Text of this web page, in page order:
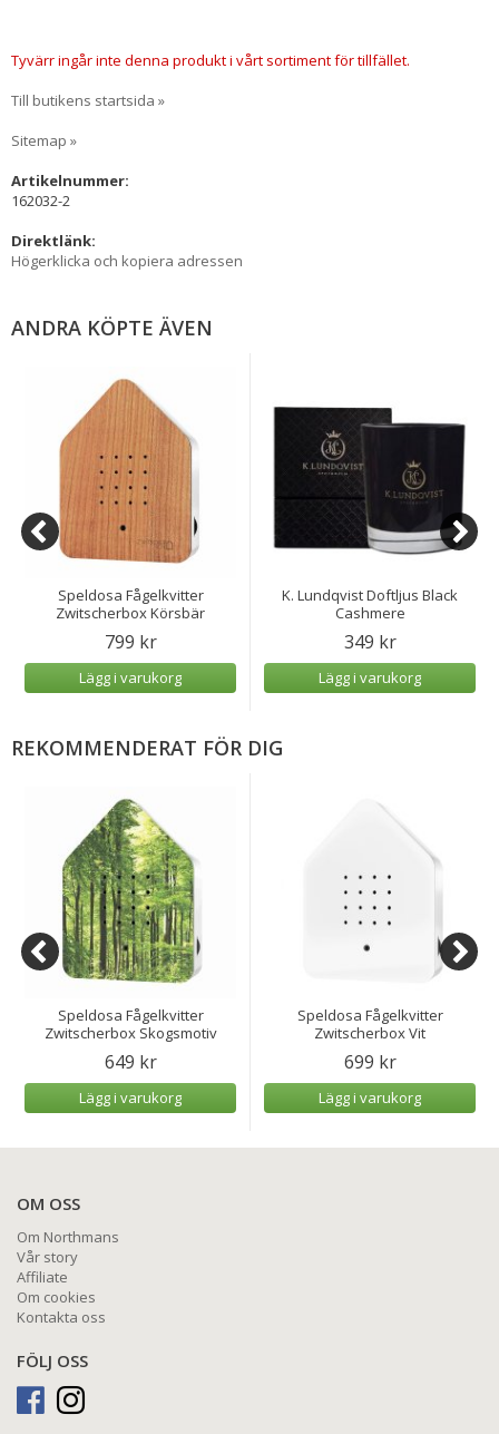
Tyvärr ingår inte denna produkt i vårt sortiment för tillfället.
Till butikens startsida »
Sitemap »
Artikelnummer:
162032-2
Direktlänk:
Högerklicka och kopiera adressen
ANDRA KÖPTE ÄVEN
Speldosa Fågelkvitter
Zwitscherbox Körsbär
799 kr
Lägg i varukorg
K. Lundqvist Doftljus Black
Cashmere
349 kr
Lägg i varukorg
REKOMMENDERAT FÖR DIG
Speldosa Fågelkvitter
Zwitscherbox Skogsmotiv
649 kr
Lägg i varukorg
Speldosa Fågelkvitter
Zwitscherbox Vit
699 kr
Lägg i varukorg
OM OSS
Om Northmans
Vår story
Affiliate
Om cookies
Kontakta oss
FÖLJ OSS